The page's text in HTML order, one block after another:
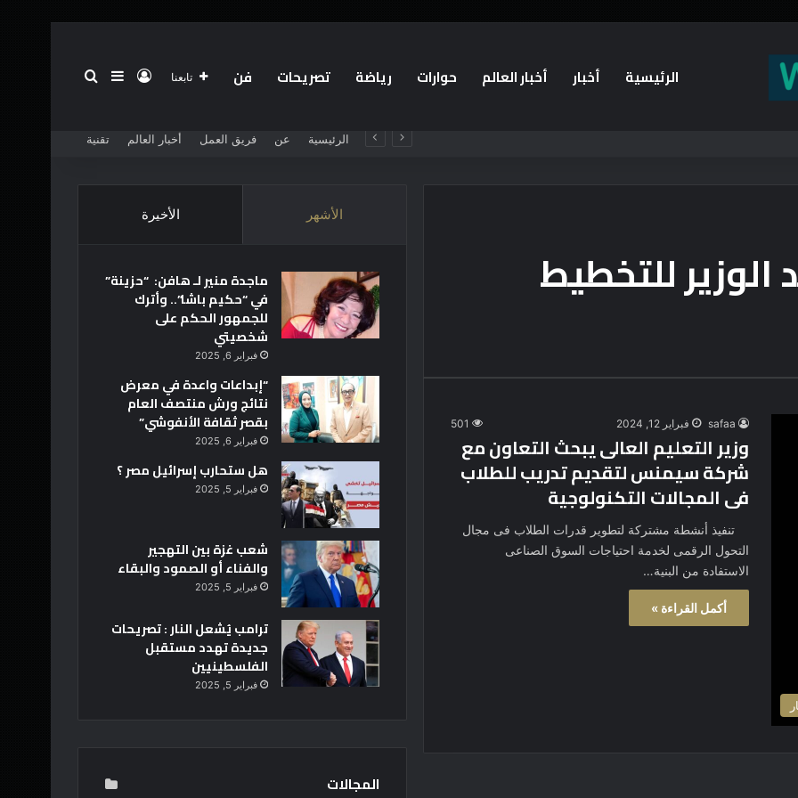
الرئيسية أخبار أخبار العالم حوارات رياضة تصريحات فن تابعنا تسجيل الدخول
إضافة عمود جانبي
الرئيسية عن فريق العمل أخبار العالم تقنية
للتخطيط
safaa فبراير 12, 2024 501
وزير التعليم العالى يبحث التعاون مع
شركة سيمنس لتقديم تدريب للطلاب
فى المجالات التكنولوجية
تنفيذ أنشطة مشتركة لتطوير قدرات الطلاب فى مجال
التحول الرقمى لخدمة احتياجات السوق الصناعى
الاستفادة من البنية…
أكمل القراءة »
الأشهر الأخيرة
ماجدة منير لـ هافن: “حزينة”
في “حكيم باشا”.. وأترك
للجمهور الحكم على
شخصيتي
فبراير 6, 2025
“إبداعات واعدة في معرض
نتائج ورش منتصف العام
بقصر ثقافة الأنفوشي”
فبراير 6, 2025
هل ستحارب إسرائيل مصر ؟
فبراير 5, 2025
شعب غزة بين التهجير
والفناء أو الصمود والبقاء
فبراير 5, 2025
ترامب يُشعل النار : تصريحات
جديدة تهدد مستقبل
الفلسطينيين
فبراير 5, 2025
المجالات